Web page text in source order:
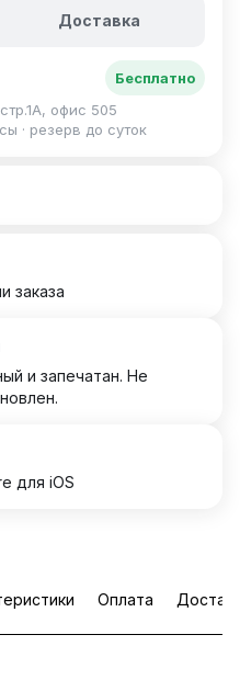
Доставка
Бесплатно
офис 505
· резерв до суток
заказа
и запечатан. Не
для iOS
Оплата